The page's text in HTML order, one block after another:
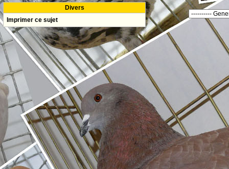
Divers
Imprimer ce sujet